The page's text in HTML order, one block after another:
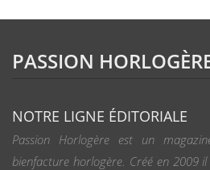
PASSION
NOTRE LIGNE ÉDITORIALE
Passion Horlogère est un
bienfacture horlogère. Créé en 2009